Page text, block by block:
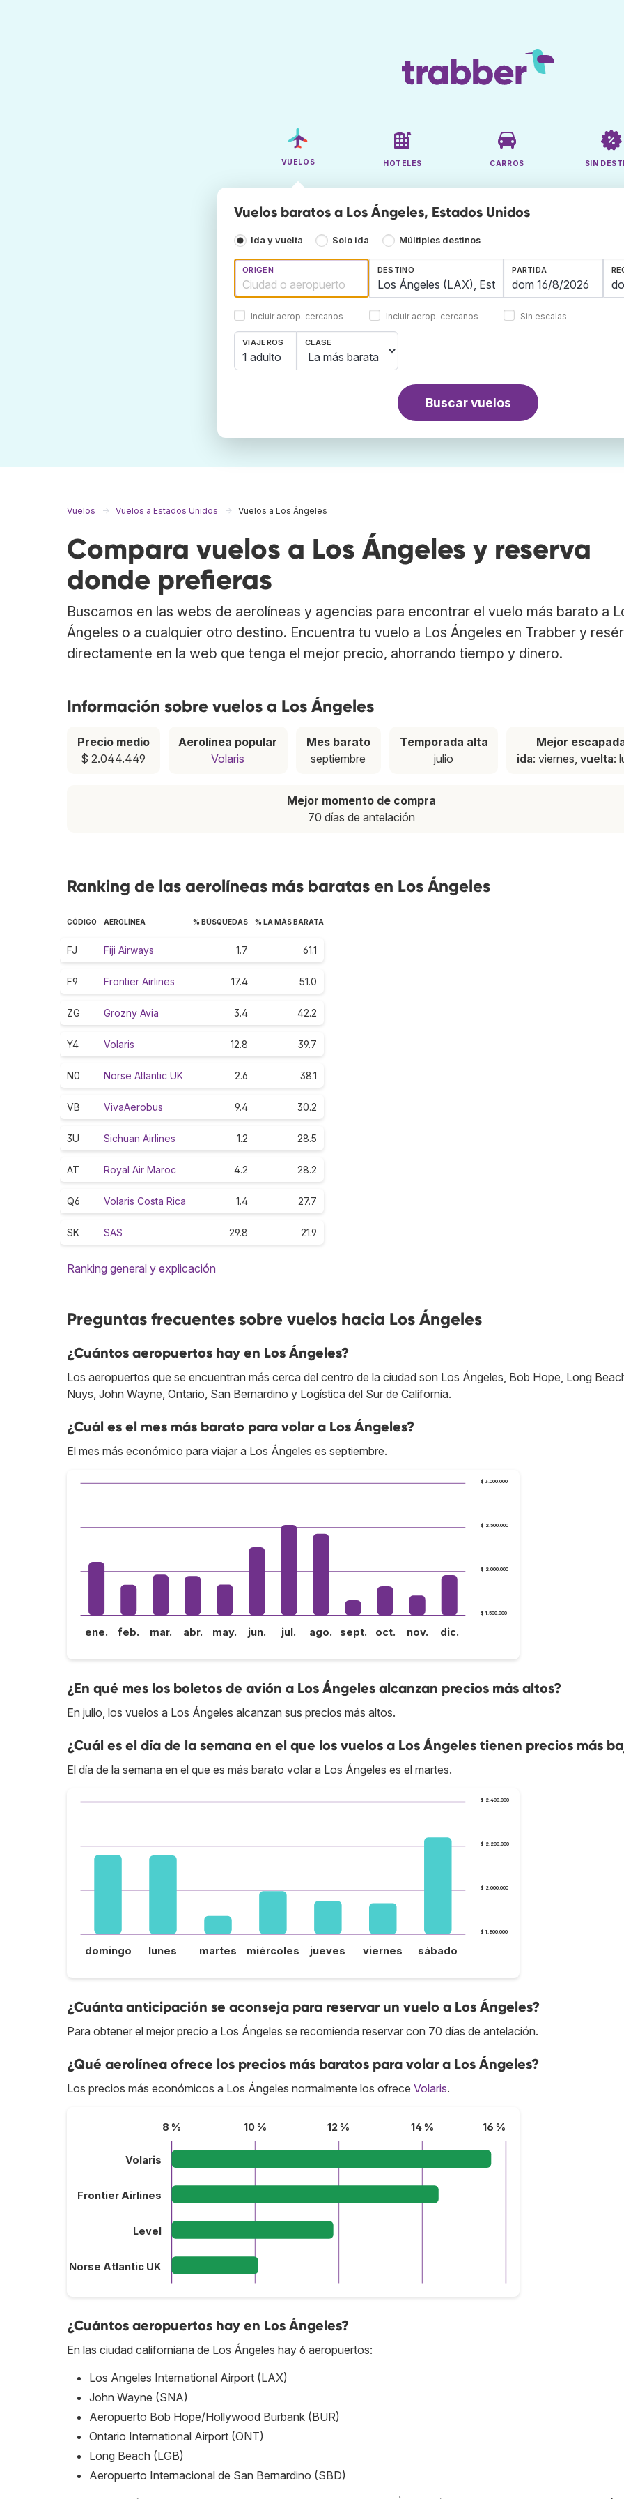
VUELOS HOTELES CARROS SIN
Vuelos baratos a Los Ángeles, Estados Unidos
Ida y vuelta Solo ida Múltiples destinos
ORIGEN
Incluir aerop. cercanos
DESTINO
Incluir aerop. cercanos
PARTIDA
Sin escalas
VIAJEROS
1 adulto
CLASE
Buscar vuelos
Vuelos Vuelos a Estados Unidos Vuelos a Los Ángeles
Compara vuelos a Los Ángeles y reserva
donde prefieras
Buscamos en las webs de aerolíneas y agencias para encontrar el vuelo más barato a
Ángeles o a cualquier otro destino. Encuentra tu vuelo a Los Ángeles en Trabber y
directamente en la web que tenga el mejor precio, ahorrando tiempo y dinero.
Información sobre vuelos a Los Ángeles
Precio medio
$ 2.044.449
Aerolínea popular
Volaris
Mes barato
septiembre
Temporada alta
julio
Mejor
ida: viernes,vuelta:
Mejor momento de compra
70 días de antelación
Ranking de las aerolíneas más baratas en Los Ángeles
CÓDIGO AEROLÍNEA % BÚSQUEDAS % LA MÁS BARATA
FJ Fiji Airways 1.7 61.1
F9 Frontier Airlines 17.4 51.0
ZG Grozny Avia 3.4 42.2
Y4 Volaris 12.8 39.7
N0 Norse Atlantic UK 2.6 38.1
VB VivaAerobus 9.4 30.2
3U Sichuan Airlines 1.2 28.5
AT Royal Air Maroc 4.2 28.2
Q6 Volaris Costa Rica 1.4 27.7
SK SAS 29.8 21.9
Ranking general y explicación
Preguntas frecuentes sobre vuelos hacia Los Ángeles
¿Cuántos aeropuertos hay en Los Ángeles?
Los aeropuertos que se encuentran más cerca del centro de la ciudad son Los Ángeles, Bob Hope, Long
Nuys, John Wayne, Ontario, San Bernardino y Logística del Sur de California.
¿Cuál es el mes más barato para volar a Los Ángeles?
El mes más económico para viajar a Los Ángeles es septiembre.
$ 1.500.000
$ 2.000.000
$ 2.500.000
$ 3.000.000
ene. feb. mar. abr. may. jun. jul. ago. sept. oct. nov. dic.
¿En qué mes los boletos de avión a Los Ángeles alcanzan precios más altos?
En julio, los vuelos a Los Ángeles alcanzan sus precios más altos.
¿Cuál es el día de la semana en el que los vuelos a Los Ángeles tienen precios más
El día de la semana en el que es más barato volar a Los Ángeles es el martes.
$ 1.800.000
$ 2.000.000
$ 2.200.000
$ 2.400.000
domingo lunes martes miércoles jueves viernes sábado
¿Cuánta anticipación se aconseja para reservar un vuelo a Los Ángeles?
Para obtener el mejor precio a Los Ángeles se recomienda reservar con 70 días de antelación.
¿Qué aerolínea ofrece los precios más baratos para volar a Los Ángeles?
Los precios más económicos a Los Ángeles normalmente los ofrece Volaris.
8 % 10 % 12 % 14 % 16 %
Volaris
Frontier Airlines
Level
Norse Atlantic UK
¿Cuántos aeropuertos hay en Los Ángeles?
En las ciudad californiana de Los Ángeles hay 6 aeropuertos:
Los Angeles International Airport (LAX)
John Wayne (SNA)
Aeropuerto Bob Hope/Hollywood Burbank (BUR)
Ontario International Airport (ONT)
Long Beach (LGB)
Aeropuerto Internacional de San Bernardino (SBD)